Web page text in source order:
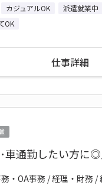
カジュアルOK 派遣就業中
OK
仕事詳細
車通勤したい方に
・OA事務 / 経理・財務 /